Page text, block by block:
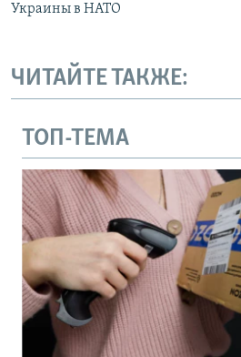
Украины в НАТО
ЧИТАЙТЕ ТАКЖЕ:
ТОП-ТЕМА